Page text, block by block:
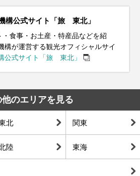
構公式サイト「旅 東北」
食事・お土産・特産品などを紹
構が運営する観光オフィシャルサイ
公式サイト「旅 東北」
他のエリアを見る
北 関東
陸 東海